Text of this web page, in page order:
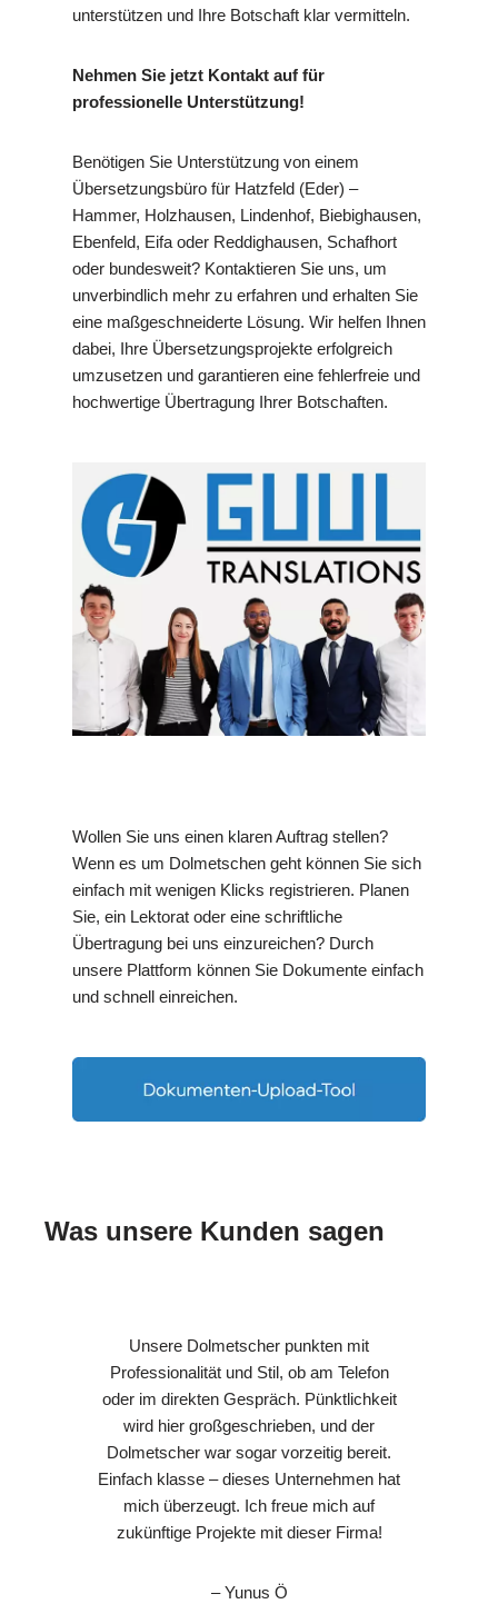
unterstützen und Ihre Botschaft klar vermitteln.
Nehmen Sie jetzt Kontakt auf für
professionelle Unterstützung!
Benötigen Sie Unterstützung von einem
Übersetzungsbüro für Hatzfeld (Eder) –
Hammer, Holzhausen, Lindenhof, Biebighausen,
Ebenfeld, Eifa oder Reddighausen, Schafhort
oder bundesweit? Kontaktieren Sie uns, um
unverbindlich mehr zu erfahren und erhalten Sie
eine maßgeschneiderte Lösung. Wir helfen Ihnen
dabei, Ihre Übersetzungsprojekte erfolgreich
umzusetzen und garantieren eine fehlerfreie und
hochwertige Übertragung Ihrer Botschaften.
Wollen Sie uns einen klaren Auftrag stellen?
Wenn es um Dolmetschen geht können Sie sich
einfach mit wenigen Klicks registrieren. Planen
Sie, ein Lektorat oder eine schriftliche
Übertragung bei uns einzureichen? Durch
unsere Plattform können Sie Dokumente einfach
und schnell einreichen.
Was unsere Kunden sagen
Unsere Dolmetscher punkten mit
Professionalität und Stil, ob am Telefon
oder im direkten Gespräch. Pünktlichkeit
wird hier großgeschrieben, und der
Dolmetscher war sogar vorzeitig bereit.
Einfach klasse – dieses Unternehmen hat
mich überzeugt. Ich freue mich auf
zukünftige Projekte mit dieser Firma!
– Yunus Ö